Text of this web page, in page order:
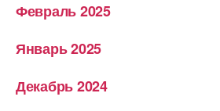
Февраль 2025
Январь 2025
Декабрь 2024